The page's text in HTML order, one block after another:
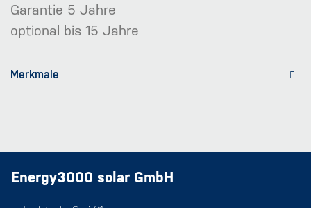
Garantie 5 Jahre
optional bis 15 Jahre
Merkmale
Energy3000 solar GmbH